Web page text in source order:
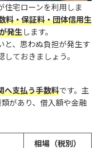
住宅ローンを利用しま
料・保証料・団体信用生
発生します。
と、思わぬ負担が発生す
ておきましょう。
へ支払う手数料です。主
があり、借入額や金融
相場（税別）